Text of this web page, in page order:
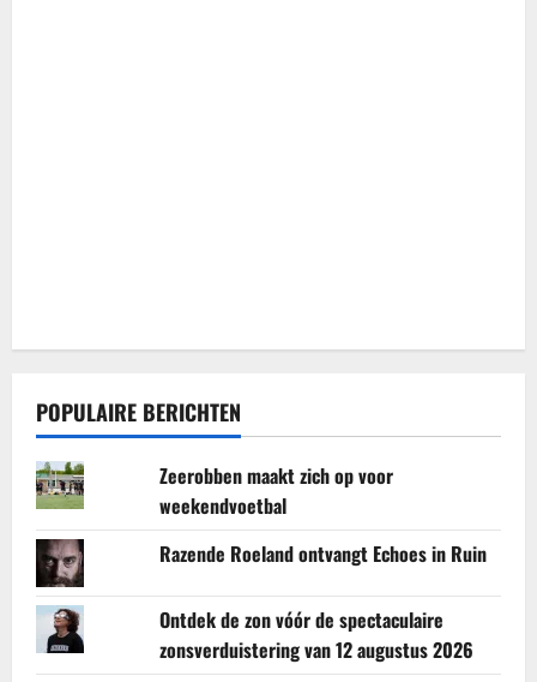
POPULAIRE BERICHTEN
Zeerobben maakt zich op voor
weekendvoetbal
Razende Roeland ontvangt Echoes in Ruin
Ontdek de zon vóór de spectaculaire
zonsverduistering van 12 augustus 2026